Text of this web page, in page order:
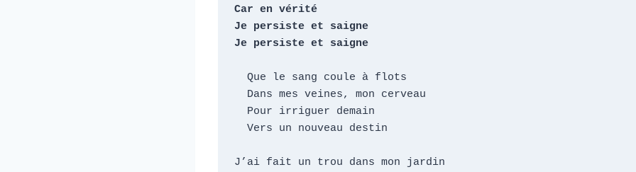
Car en vérité
Je persiste et saigne
Je persiste et saigne
J’ai fait un trou dans mon jardin